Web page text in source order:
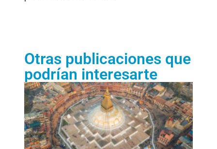
Otras publicaciones que
podrían interesarte